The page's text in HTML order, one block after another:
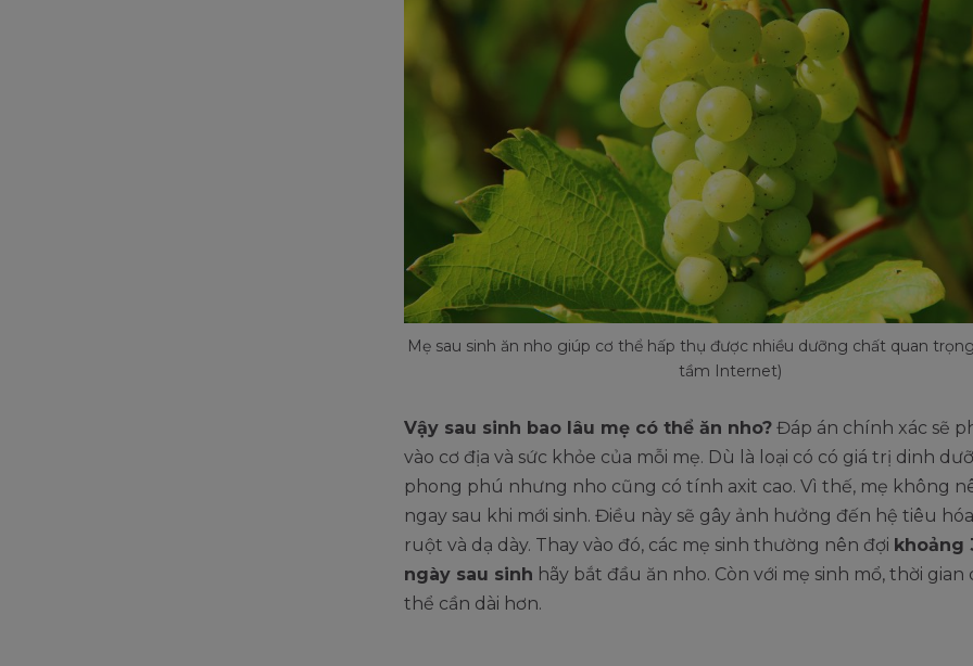
Mẹ sau sinh ăn nho giúp cơ thể hấp thụ được nhiều dưỡng chất quan
tầm Internet)
Vậy sau sinh bao lâu mẹ có thể ăn nho? Đáp án chính xác sẽ
vào cơ địa và sức khỏe của mỗi mẹ. Dù là loại có có giá trị dinh
phong phú nhưng nho cũng có tính axit cao. Vì thế, mẹ không
ngay sau khi mới sinh. Điều này sẽ gây ảnh hưởng đến hệ tiêu
ruột và dạ dày. Thay vào đó, các mẹ sinh thường nên đợi khoảng
ngày sau sinh hãy bắt đầu ăn nho. Còn với mẹ sinh mổ, thời gian
thể cần dài hơn.